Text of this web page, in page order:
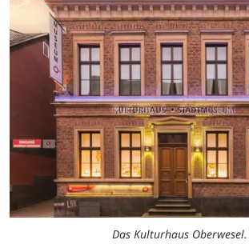
Das Kulturhaus Oberwesel.